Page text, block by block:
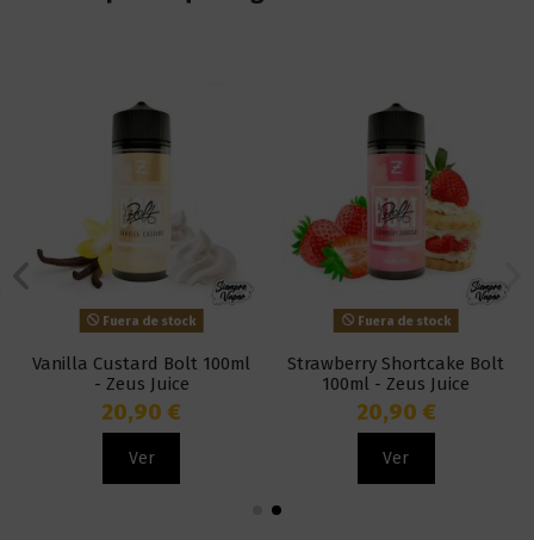
Fuera de stock
Vanilla Custard Bolt 100ml
- Zeus Juice
20,90 €
Ver
Fuera de stock
Strawberry Shortcake Bolt
100ml - Zeus Juice
20,90 €
Ver